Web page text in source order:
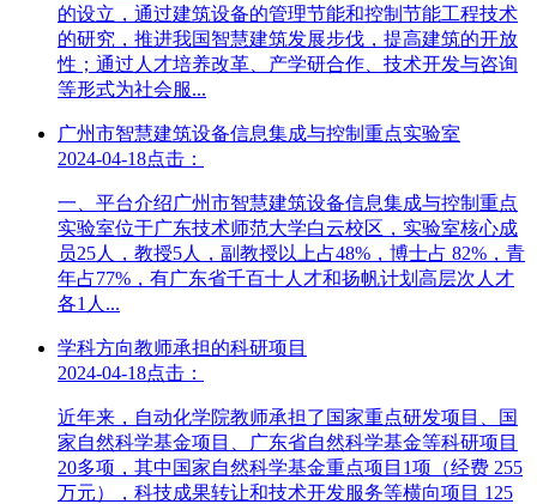
的设立，通过建筑设备的管理节能和控制节能工程技术
的研究，推进我国智慧建筑发展步伐，提高建筑的开放
性；通过人才培养改革、产学研合作、技术开发与咨询
等形式为社会服...
广州市智慧建筑设备信息集成与控制重点实验室
2024-04-18点击：
一、平台介绍广州市智慧建筑设备信息集成与控制重点
实验室位于广东技术师范大学白云校区，实验室核心成
员25人，教授5人，副教授以上占48%，博士占 82%，青
年占77%，有广东省千百十人才和扬帆计划高层次人才
各1人...
学科方向教师承担的科研项目
2024-04-18点击：
近年来，自动化学院教师承担了国家重点研发项目、国
家自然科学基金项目、广东省自然科学基金等科研项目
20多项，其中国家自然科学基金重点项目1项（经费 255
万元），科技成果转让和技术开发服务等横向项目 125